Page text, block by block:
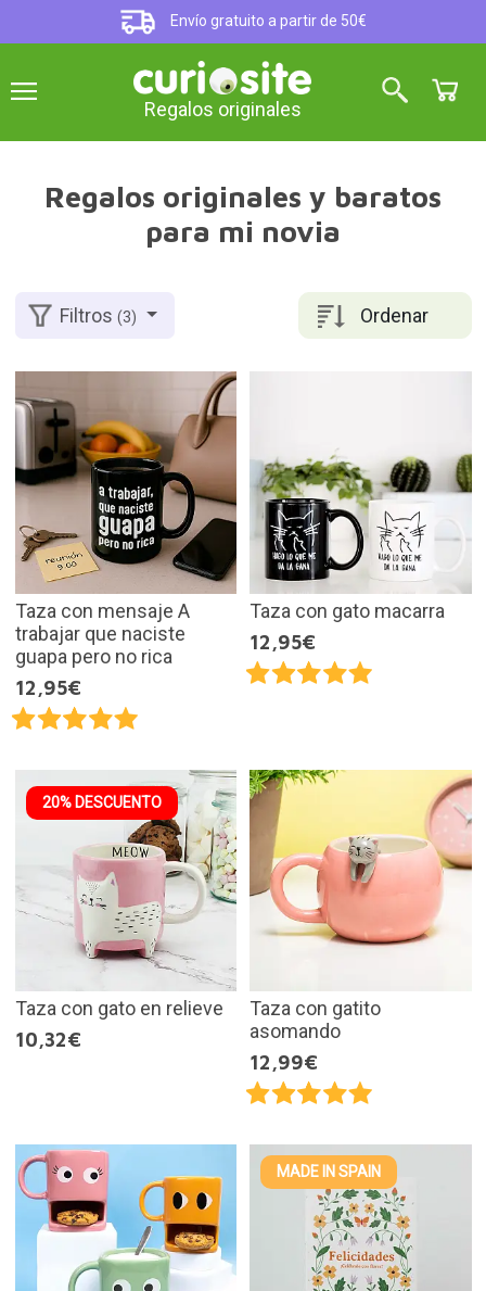
Envío gratuito a partir de 50€
Regalos originales
Regalos originales y baratos
para mi novia
Ordenar
Filtros(3)
Taza con mensaje A
trabajar que naciste
guapa pero no rica
12,95€
Taza con gato macarra
12,95€
20% DESCUENTO
Taza con gato en relieve
10,32€
Taza con gatito
asomando
12,99€
MADE IN SPAIN